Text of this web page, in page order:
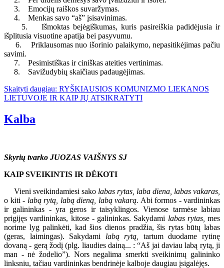
3. Emocijų raiškos suvaržymas.
4. Menkas savo “aš” įsisavinimas.
5. Išmoktas bejėgiškumas, kuris pasireiškia padidėjusia ir
išplitusia visuotine apatija bei pasyvumu.
6. Priklausomas nuo išorinio palaikymo, nepasitikėjimas pačiu
savimi.
7. Pesimistiškas ir ciniškas ateities vertinimas.
8. Savižudybių skaičiaus padaugėjimas.
Skaityti daugiau: RYŠKIAUSIOS KOMUNIZMO LIEKANOS
LIETUVOJE IR KAIP JŲ ATSIKRATYTI
Kalba
Skyrių tvarko JUOZAS VAIŠNYS SJ
KAIP SVEIKINTIS IR DĖKOTI
Vieni sveikindamiesi sako labas rytas, laba diena, labas vakaras,
o kiti - labą rytą, labą dieną, labą vakarą. Abi formos - vardininkas
ir galininkas - yra geros ir taisyklingos. Vienose tarmėse labiau
prigijęs vardininkas, kitose - galininkas. Sakydami labas rytas, mes
norime lyg palinkėti, kad šios dienos pradžia, šis rytas būtų labas
(geras, laimingas). Sakydami labą rytą,
tartum duodame rytinę
dovaną - gerą žodį (plg. liaudies dainą... : “Aš jai daviau labą rytą, ji
man - nė žodelio”). Nors negalima smerkti sveikinimų galininko
linksniu, tačiau vardininkas bendrinėje kalboje daugiau įsigalėjęs.